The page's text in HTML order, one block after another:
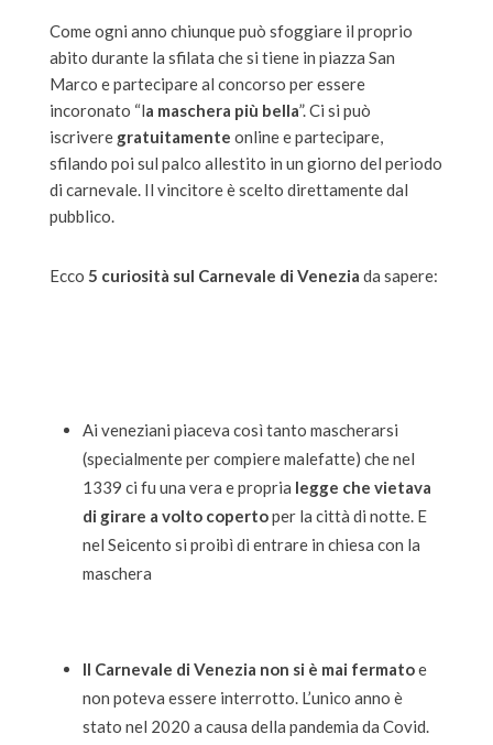
Come ogni anno chiunque può sfoggiare il proprio
abito durante la sfilata che si tiene in piazza San
Marco e partecipare al concorso per essere
incoronato “la maschera più bella”. Ci si può
iscrivere gratuitamente online e partecipare,
sfilando poi sul palco allestito in un giorno del periodo
di carnevale. Il vincitore è scelto direttamente dal
pubblico.
Ecco 5 curiosità sul Carnevale di Venezia da sapere:
Ai veneziani piaceva così tanto mascherarsi
(specialmente per compiere malefatte) che nel
1339 ci fu una vera e propria legge che vietava
di girare a volto copertoper la città di notte. E
nel Seicento si proibì di entrare in chiesa con la
maschera
Il Carnevale di Venezia non si è mai fermatoe
non poteva essere interrotto. L’unico anno è
stato nel 2020 a causa della pandemia da Covid.